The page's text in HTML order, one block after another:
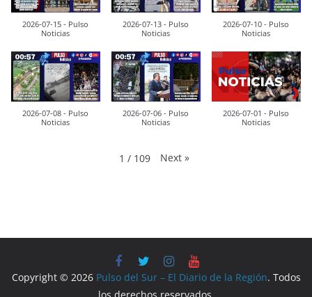
2026-07-15 - Pulso
Noticias
2026-07-13 - Pulso
Noticias
2026-07-10 - Pulso
Noticias
2026-07-08 - Pulso
Noticias
2026-07-06 - Pulso
Noticias
2026-07-01 - Pulso
Noticias
1 / 109 Next »
Copyright © 2026 Pulso del Sur – El Diario de la Región. Todos